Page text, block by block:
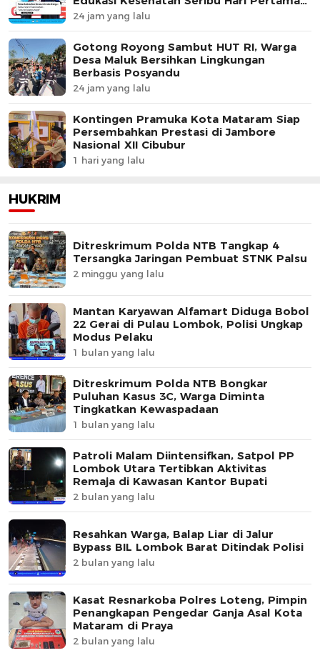
Kehidupan
24 jam yang lalu
Gotong Royong Sambut HUT RI, Warga
Desa Maluk Bersihkan Lingkungan
Berbasis Posyandu
24 jam yang lalu
Kontingen Pramuka Kota Mataram Siap
Persembahkan Prestasi di Jambore
Nasional XII Cibubur
1 hari yang lalu
HUKRIM
Ditreskrimum Polda NTB Tangkap 4
Tersangka Jaringan Pembuat STNK Palsu
2 minggu yang lalu
Mantan Karyawan Alfamart Diduga Bobol
22 Gerai di Pulau Lombok, Polisi Ungkap
Modus Pelaku
1 bulan yang lalu
Ditreskrimum Polda NTB Bongkar
Puluhan Kasus 3C, Warga Diminta
Tingkatkan Kewaspadaan
1 bulan yang lalu
Patroli Malam Diintensifkan, Satpol PP
Lombok Utara Tertibkan Aktivitas
Remaja di Kawasan Kantor Bupati
2 bulan yang lalu
Resahkan Warga, Balap Liar di Jalur
Bypass BIL Lombok Barat Ditindak Polisi
2 bulan yang lalu
Kasat Resnarkoba Polres Loteng, Pimpin
Penangkapan Pengedar Ganja Asal Kota
Mataram di Praya
2 bulan yang lalu